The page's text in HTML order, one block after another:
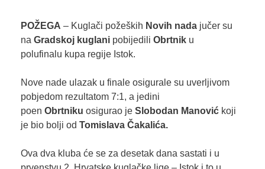
POŽEGA – Kuglači požeških Novih nadajučer su
na Gradskoj kuglanipobijedili Obrtniku
polufinalu kupa regije Istok.
Nove nade ulazak u finale osigurale su uverljivom
pobjedom rezultatom 7:1, a jedini
poen Obrtniku osigurao je Slobodan Manovićkoji
je bio bolji od Tomislava Čakalića.
Ova dva kluba će se za desetak dana sastati i u